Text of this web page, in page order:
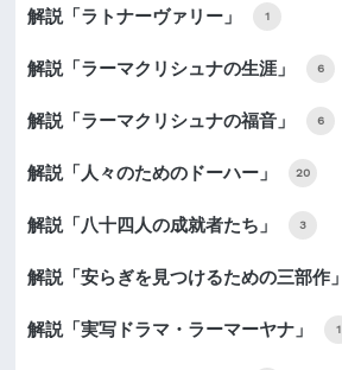
解説「ラトナーヴァリー」 1
解説「ラーマクリシュナの生涯」 6
解説「ラーマクリシュナの福音」 6
解説「人々のためのドーハー」 20
解説「八十四人の成就者たち」 3
解説「安らぎを見つけるための三部作」
解説「実写ドラマ・ラーマーヤナ」 1